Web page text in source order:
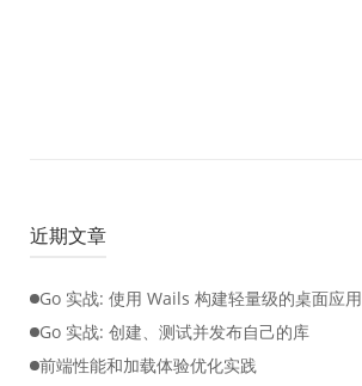
近期文章
Go 实战: 使用 Wails 构建轻量级的桌面应用
Go 实战: 创建、测试并发布自己的库
前端性能和加载体验优化实践